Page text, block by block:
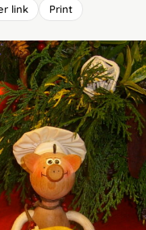
link Print